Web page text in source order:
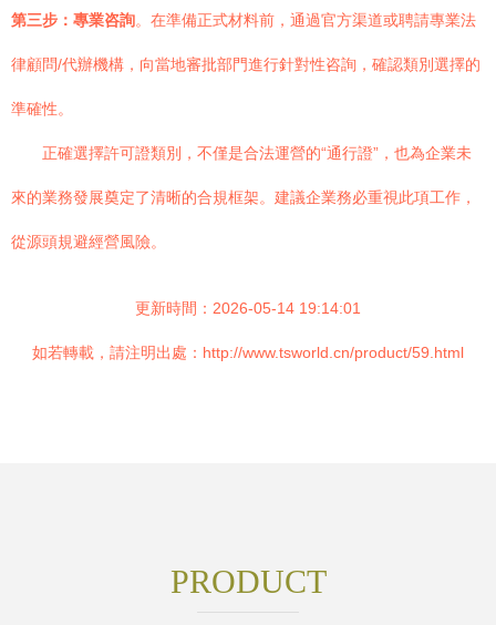
第三步：專業咨詢。在準備正式材料前，通過官方渠道或聘請專業法
律顧問/代辦機構，向當地審批部門進行針對性咨詢，確認類別選擇的
準確性。
正確選擇許可證類別，不僅是合法運營的“通行證”，也為企業未
來的業務發展奠定了清晰的合規框架。建議企業務必重視此項工作，
從源頭規避經營風險。
更新時間：2026-05-14 19:14:01
如若轉載，請注明出處：http://www.tsworld.cn/product/59.html
PRODUCT